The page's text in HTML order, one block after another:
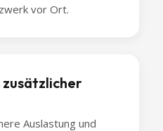
vor Ort.
Auslastung und